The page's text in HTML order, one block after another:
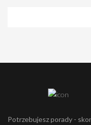
Potrzebujesz porady -